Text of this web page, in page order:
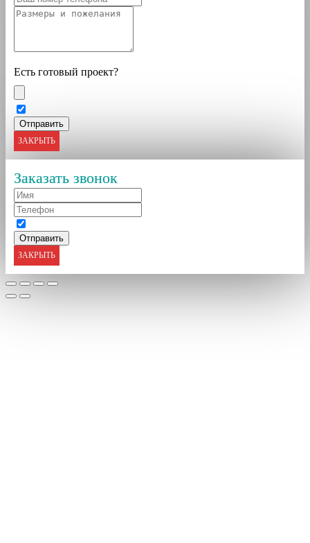
Есть готовый проект?
ЗАКРЫТЬ
Заказать звонок
ЗАКРЫТЬ